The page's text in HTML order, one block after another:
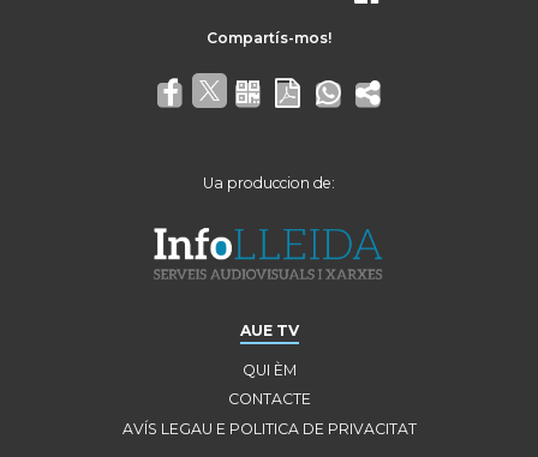
Ua produccion de:
AUE TV
QUI ÈM
CONTACTE
AVÍS LEGAU E POLITICA DE PRIVACITAT